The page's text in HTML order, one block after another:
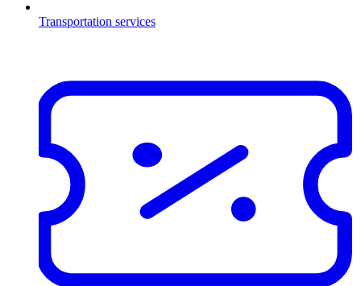
Transportation services